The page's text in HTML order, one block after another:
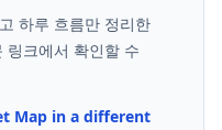
하루 흐름만 정리한
링크에서 확인할 수
Map in a different